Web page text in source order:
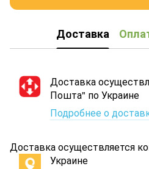
Доставка
Доставка
Пошта" по Украине
Подробнее о
Доставка осуществляется
Украине